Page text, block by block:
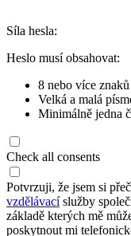
Síla hesla:
Heslo musí obsahovat:
8 nebo více znaků
Velká a malá
Minimálně jedna
Check all consents
Potvrzuji, že jsem si
vzdělávacíslužby
základě kterých mě
poskytnout mi